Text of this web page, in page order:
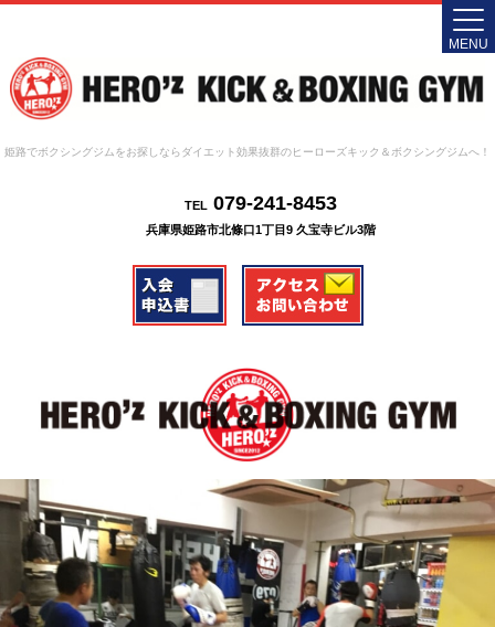
姫路でボクシングジムをお探しならダイエット効果抜群のヒーローズキック＆ボクシングジムへ！
TEL079-241-8453
兵庫県姫路市北條口1丁目9 久宝寺ビル3階
MENU